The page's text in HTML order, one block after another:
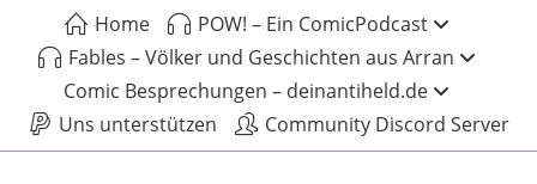
Home
POW! – Ein ComicPodcast
Fables – Völker und Geschichten aus Arran
Comic Besprechungen – deinantiheld.de
Uns unterstützen
Community Discord Server